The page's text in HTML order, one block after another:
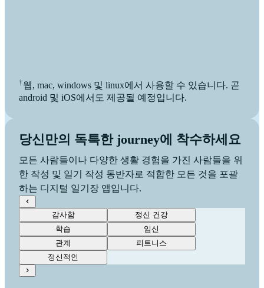
†웹, mac, windows 및 linux에서 사용할 수 있습니다. 곧
android 및 iOS에서도 제공될 예정입니다.
당신만의 독특한 journey에 착수하세요
모든 사람들이나 다양한 생활 경험을 가진 사람들을 위
한 작성 및 일기 작성 동반자로 적합한 모든 것을 포괄
하는 디지털 일기장 앱입니다.
감사함
정신 건강
학습
임신
관계
피트니스
정신적인